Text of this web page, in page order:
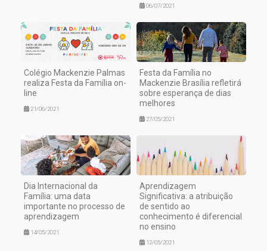
06/07/2021
Colégio Mackenzie Palmas
realiza Festa da Família on-
line
21/06/2021
Festa da Família no
Mackenzie Brasília refletirá
sobre esperança de dias
melhores
27/05/2021
Dia Internacional da
Família: uma data
importante no processo de
aprendizagem
14/05/2021
Aprendizagem
Significativa: a atribuição
de sentido ao
conhecimento é diferencial
no ensino
12/05/2021